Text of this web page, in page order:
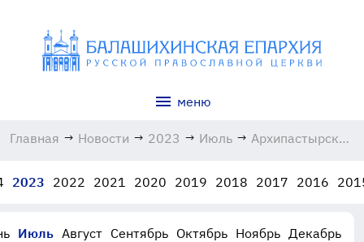
меню
Главная → Новости → 2023 → Июль → Архипастырский
храм урочища
2023 2022 2021 2020 2019 2018 2017 2016
Июль Август Сентябрь Октябрь Ноябрь Декабрь